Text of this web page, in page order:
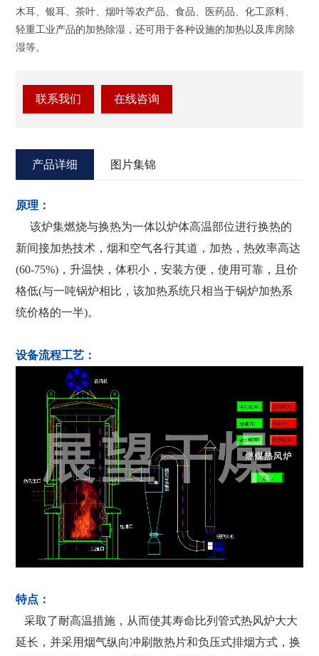
English
木耳、银耳、茶叶、烟叶等农产品、食品、医药品、化工原料、
轻重工业产品的加热除湿，还可用于各种设施的加热以及库房除
湿等。
联系我们 在线咨询
产品详细 图片集锦
原理：
该炉集燃烧与换热为一体以炉体高温部位进行换热的
新间接加热技术，烟和空气各行其道，加热，热效率高达
(60-75%)，升温快，体积小，安装方便，使用可靠，且价
格低(与一吨锅炉相比，该加热系统只相当于锅炉加热系
统价格的一半)。
设备流程工艺：
特点：
采取了耐高温措施，从而使其寿命比列管式热风炉大大
延长，并采用烟气纵向冲刷散热片和负压式排烟方式，换